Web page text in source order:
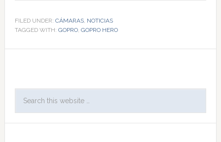
FILED UNDER: CÁMARAS, NOTICIAS
TAGGED WITH: GOPRO, GOPRO HERO